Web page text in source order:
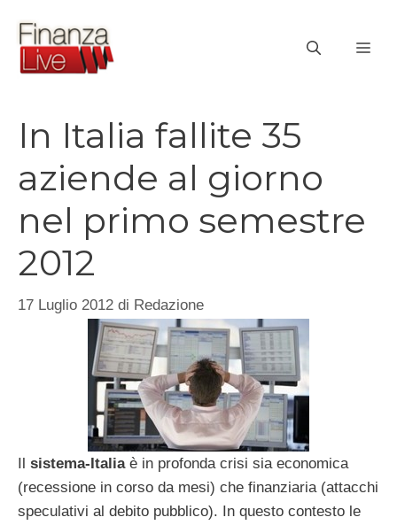
contenuto
In Italia fallite 35
aziende al giorno
nel primo semestre
2012
17 Luglio 2012 di Redazione
Il sistema-Italia è in profonda crisi sia economica
(recessione in corso da mesi) che finanziaria (attacchi
speculativi al debito pubblico). In questo contesto le